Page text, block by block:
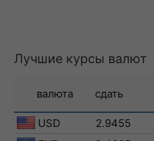
Лучшие курсы валют
валюта сдать
USD 2.9455